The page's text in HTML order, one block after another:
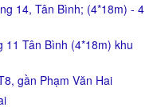
14, Tân Bình; (4*18m) - 4
11 Tân Bình (4*18m) khu
gần Phạm Văn Hai